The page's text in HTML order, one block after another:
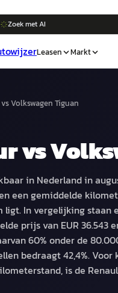
Zoek met AI
Leasen Markt
vsVolkswagen Tiguan
vs
in Nederland in
een gemiddelde
In vergelijking staan
prijs van EUR 36.543
60% onder de
bedraagt 42,4%. Voor
is de